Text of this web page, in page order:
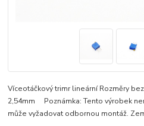
Víceotáčkový trimr lineární Rozměry
2,54mm Poznámka: Tento výrobek
může vyžadovat odbornou montáž.